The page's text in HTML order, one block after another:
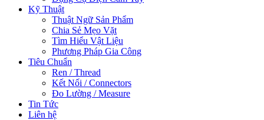
Kỹ Thuật
Thuật Ngữ Sản Phẩm
Chia Sẻ Mẹo Vặt
Tìm Hiểu Vật Liệu
Phương Pháp Gia Công
Tiêu Chuẩn
Ren / Thread
Kết Nối / Connectors
Đo Lường / Measure
Tin Tức
Liên hệ